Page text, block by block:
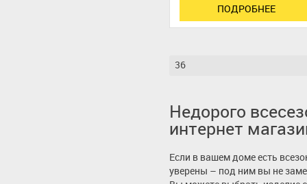
ПОДРОБНЕЕ
36
Недорого
интернет
Если в вашем доме есть
уверены – под ним вы не